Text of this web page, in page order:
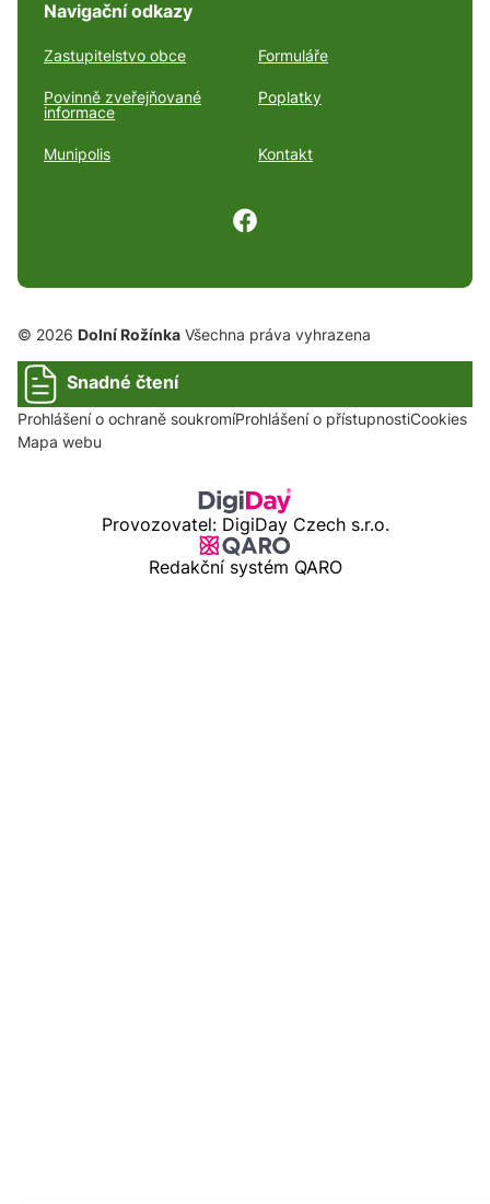
Navigační odkazy
Zastupitelstvo obce Formuláře
Povinně zveřejňované
informace
Poplatky
Munipolis Kontakt
© 2026 Dolní Rožínka Všechna práva vyhrazena
Snadné čtení
Prohlášení o ochraně soukromíProhlášení o přístupnostiCookies
Mapa webu
Provozovatel: DigiDay Czech s.r.o.
Redakční systém QARO